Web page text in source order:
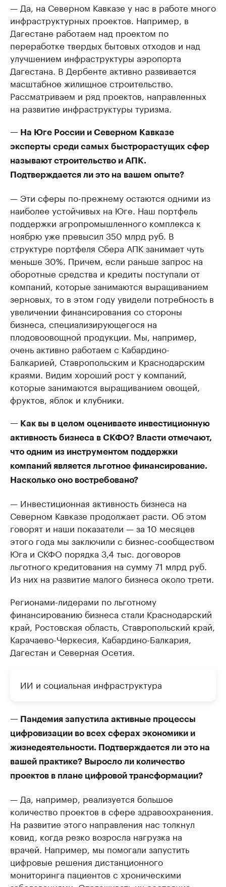
— Да, на Северном Кавказе у нас в работе много
инфраструктурных проектов. Например, в
Дагестане работаем над проектом по
переработке твердых бытовых отходов и над
улучшением инфраструктуры аэропорта
Дагестана. В Дербенте активно развивается
масштабное жилищное строительство.
Рассматриваем и ряд проектов, направленных
на развитие инфраструктуры туризма.
— На Юге России и Северном Кавказе
эксперты среди самых быстрорастущих сфер
называют строительство и АПК.
Подтверждается ли это на вашем опыте?
— Эти сферы по-прежнему остаются одними из
наиболее устойчивых на Юге. Наш портфель
поддержки агропромышленного комплекса к
ноябрю уже превысил 350 млрд руб. В
структуре портфеля Сбера АПК занимает чуть
меньше 30%. Причем, если раньше запрос на
оборотные средства и кредиты поступали от
компаний, которые занимаются выращиванием
зерновых, то в этом году увидели потребность в
увеличении финансирования со стороны
бизнеса, специализирующегося на
плодовоовощной продукции. Мы, например,
очень активно работаем с Кабардино-
Балкарией, Ставропольским и Краснодарским
краями. Видим хороший рост у компаний,
которые занимаются выращиванием овощей,
фруктов, яблок и клубники.
— Как вы в целом оцениваете инвестиционную
активность бизнеса в СКФО? Власти отмечают,
что одним из инструментом поддержки
компаний является льготное финансирование.
Насколько оно востребовано?
— Инвестиционная активность бизнеса на
Северном Кавказе продолжает расти. Об этом
говорят и наши показатели — за 10 месяцев
этого года мы заключили с бизнес-сообществом
Юга и СКФО порядка 3,4 тыс. договоров
льготного кредитования на сумму 71 млрд руб.
Из них на развитие малого бизнеса около трети.
Регионами-лидерами по льготному
финансированию бизнеса стали Краснодарский
край, Ростовская область, Ставропольский край,
Карачаево-Черкесия, Кабардино-Балкария,
Дагестан и Северная Осетия.
ИИ и социальная инфраструктура
— Пандемия запустила активные процессы
цифровизации во всех сферах экономики и
жизнедеятельности. Подтверждается ли это на
вашей практике? Выросло ли количество
проектов в плане цифровой трансформации?
— Да, например, реализуется большое
количество проектов в сфере здравоохранения.
На развитие этого направления нас толкнул
ковид, когда резко возросла нагрузка на
врачей. Например, мы помогали запустить
цифровые решения дистанционного
мониторинга пациентов с хроническими